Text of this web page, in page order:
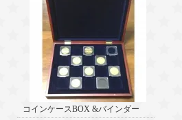
コインケースBOX &バインダー